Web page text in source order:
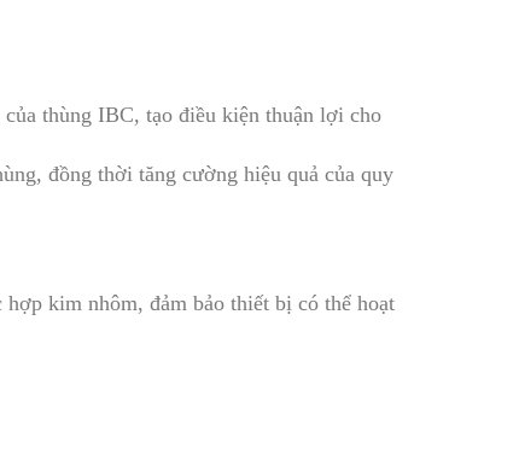
thùng IBC, tạo điều kiện thuận lợi cho
đồng thời tăng cường hiệu quả của quy
kim nhôm, đảm bảo thiết bị có thể hoạt